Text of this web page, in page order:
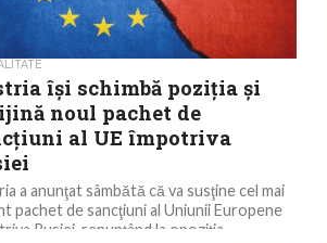
îşi schimbă poziţia şi
noul pachet de
al UE împotriva
a anunţat sâmbătă că va susţine cel mai
pachet de sancţiuni al Uniunii Europene
Rusiei, renunţând la opoziţia